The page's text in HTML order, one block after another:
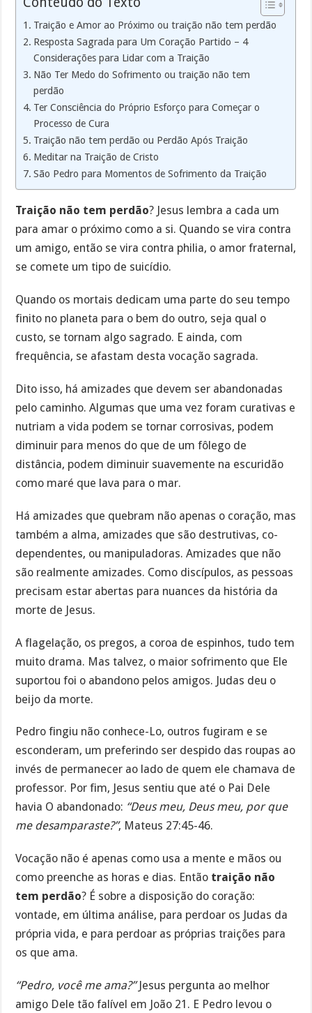
Traição e Amor ao Próximo ou traição não tem perdão
Resposta Sagrada para Um Coração Partido – 4
Considerações para Lidar com a Traição
Não Ter Medo do Sofrimento ou traição não tem
perdão
Ter Consciência do Próprio Esforço para Começar o
Processo de Cura
Traição não tem perdão ou Perdão Após Traição
Meditar na Traição de Cristo
São Pedro para Momentos de Sofrimento da Traição
Traição não tem perdão? Jesus lembra a cada um
para amar o próximo como a si. Quando se vira contra
um amigo, então se vira contra philia, o amor fraternal,
se comete um tipo de suicídio.
Quando os mortais dedicam uma parte do seu tempo
finito no planeta para o bem do outro, seja qual o
custo, se tornam algo sagrado. E ainda, com
frequência, se afastam desta vocação sagrada.
Dito isso, há amizades que devem ser abandonadas
pelo caminho. Algumas que uma vez foram curativas e
nutriam a vida podem se tornar corrosivas, podem
diminuir para menos do que de um fôlego de
distância, podem diminuir suavemente na escuridão
como maré que lava para o mar.
Há amizades que quebram não apenas o coração, mas
também a alma, amizades que são destrutivas, co-
dependentes, ou manipuladoras. Amizades que não
são realmente amizades. Como discípulos, as pessoas
precisam estar abertas para nuances da história da
morte de Jesus.
A flagelação, os pregos, a coroa de espinhos, tudo tem
muito drama. Mas talvez, o maior sofrimento que Ele
suportou foi o abandono pelos amigos. Judas deu o
beijo da morte.
Pedro fingiu não conhece-Lo, outros fugiram e se
esconderam, um preferindo ser despido das roupas ao
invés de permanecer ao lado de quem ele chamava de
professor. Por fim, Jesus sentiu que até o Pai Dele
havia O abandonado: “Deus meu, Deus meu, por que
me desamparaste?”, Mateus 27:45-46.
Vocação não é apenas como usa a mente e mãos ou
como preenche as horas e dias. Então traição não
tem perdão? É sobre a disposição do coração:
vontade, em última análise, para perdoar os Judas da
própria vida, e para perdoar as próprias traições para
os que ama.
“Pedro, você me ama?”Jesus pergunta ao melhor
amigo Dele tão falível em João 21. E Pedro levou o